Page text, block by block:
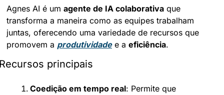
Agnes AI é um agente de IA colaborativa que
transforma a maneira como as equipes trabalham
juntas, oferecendo uma variedade de recursos que
promovem a produtividade e a eficiência.
principais
Coedição em tempo real: Permite que